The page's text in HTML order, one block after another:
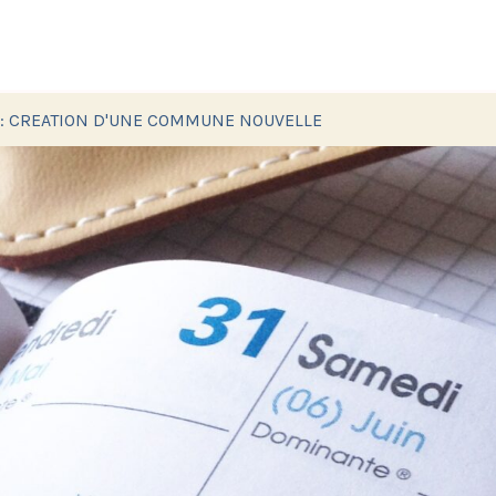
CREATION D'UNE COMMUNE NOUVELLE